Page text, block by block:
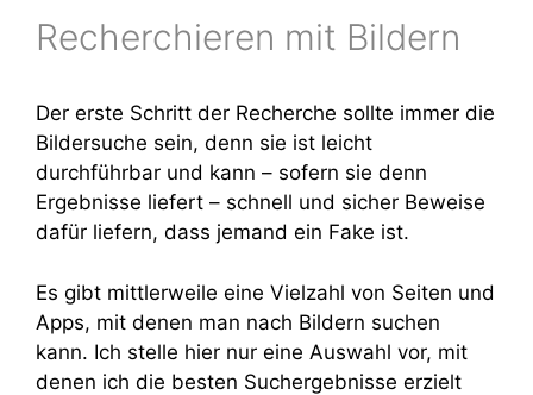
Recherchieren mit Bildern
Der erste Schritt der Recherche sollte immer die
Bildersuche sein, denn sie ist leicht
durchführbar und kann – sofern sie denn
Ergebnisse liefert – schnell und sicher Beweise
dafür liefern, dass jemand ein Fake ist.
Es gibt mittlerweile eine Vielzahl von Seiten und
Apps, mit denen man nach Bildern suchen
kann. Ich stelle hier nur eine Auswahl vor, mit
denen ich die besten Suchergebnisse erzielt